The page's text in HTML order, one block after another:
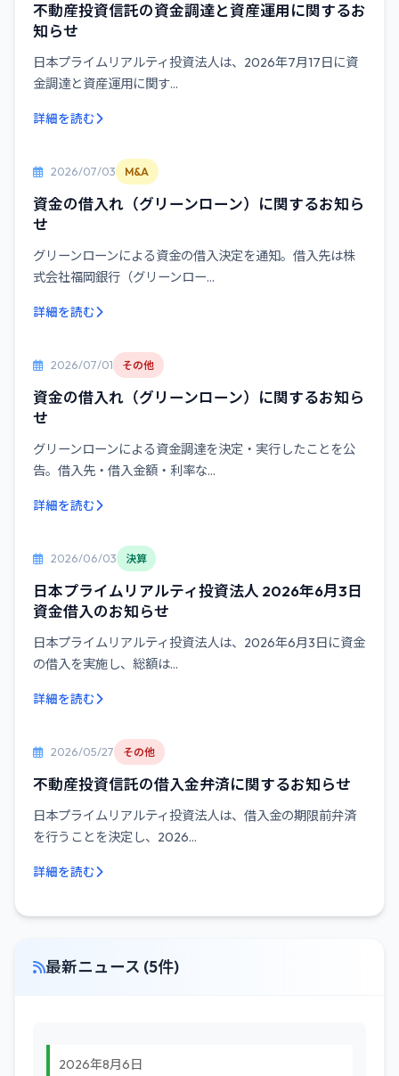
不動産投資信託の資金調達と資産運用に関するお
知らせ
日本プライムリアルティ投資法人は、2026年7月17日に資
金調達と資産運用に関す...
詳細を読む
2026/07/03 M&A
資金の借入れ（グリーンローン）に関するお知ら
せ
グリーンローンによる資金の借入決定を通知。借入先は株
式会社福岡銀行（グリーンロー...
詳細を読む
2026/07/01 その他
資金の借入れ（グリーンローン）に関するお知ら
せ
グリーンローンによる資金調達を決定・実行したことを公
告。借入先・借入金額・利率な...
詳細を読む
2026/06/03 決算
日本プライムリアルティ投資法人 2026年6月3日
資金借入のお知らせ
日本プライムリアルティ投資法人は、2026年6月3日に資金
の借入を実施し、総額は...
詳細を読む
2026/05/27 その他
不動産投資信託の借入金弁済に関するお知らせ
日本プライムリアルティ投資法人は、借入金の期限前弁済
を行うことを決定し、2026...
詳細を読む
最新ニュース (5件)
2026年8月6日